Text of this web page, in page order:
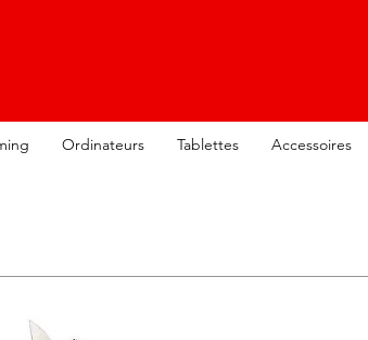
Ordinateurs Tablettes Accessoires